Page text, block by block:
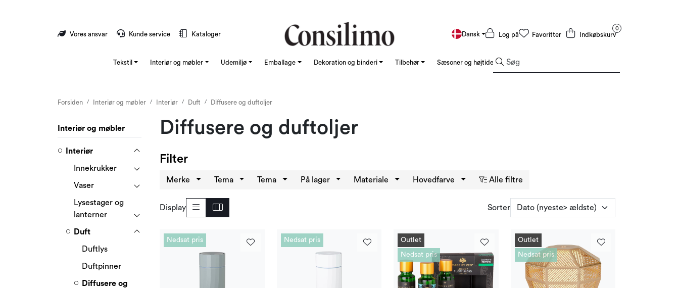
Vores ansvar Kunde service Kataloger Dansk Log på Favoritter
0
Indkøbskurv
Tekstil Interiør og møbler Udemiljø Emballage Dekoration og binderi Tilbehør Sæsoner og højtider Tilbud og outlet
Forsiden Interiør og møbler Interiør Duft Diffusere og duftoljer
Interiør og møbler
Interiør
Innekrukker
Vaser
Lysestager og
lanterner
Duft
Duftlys
Duftpinner
Diffusere og
Diffusere og duftoljer
Filter
Merke Tema Tema På lager Materiale Hovedfarve Alle filtre
Display Sorter
Nedsat pris Nedsat pris Outlet
Nedsat pris
Outlet
Nedsat pris